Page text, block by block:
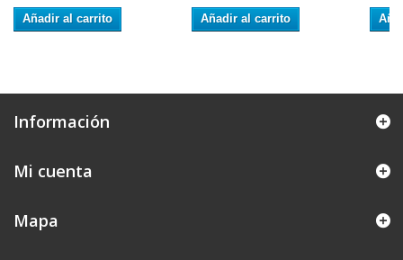
Añadir al carrito Añadir al carrito
Información
Mi cuenta
Mapa